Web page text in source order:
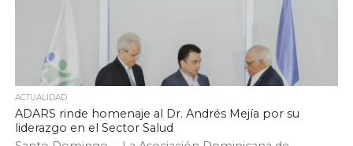
ACTUALIDAD
ADARS rinde homenaje al Dr. Andrés Mejía por su
liderazgo en el Sector Salud